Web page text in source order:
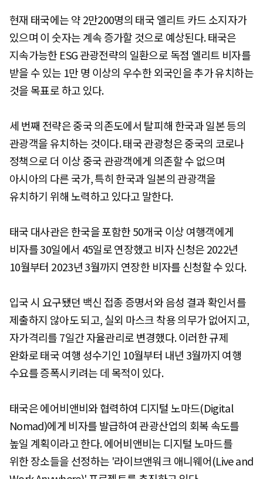
현재 태국에는 약 2만200명의 태국 엘리트 카드 소지자가
있으며 이 숫자는 계속 증가할 것으로 예상된다. 태국은
지속가능한 ESG 관광전략의 일환으로 독점 엘리트 비자를
받을 수 있는 1만 명 이상의 우수한 외국인을 추가 유치하는
것을 목표로 하고 있다.
세 번째 전략은 중국 의존도에서 탈피해 한국과 일본 등의
관광객을 유치하는 것이다. 태국 관광청은 중국의 코로나
정책으로 더 이상 중국 관광객에게 의존할 수 없으며
아시아의 다른 국가, 특히 한국과 일본의 관광객을
유치하기 위해 노력하고 있다고 말한다.
태국 대사관은 한국을 포함한 50개국 이상 여행객에게
비자를 30일에서 45일로 연장했고 비자 신청은 2022년
10월부터 2023년 3월까지 연장한 비자를 신청할 수 있다.
입국 시 요구됐던 백신 접종 증명서와 음성 결과 확인서를
제출하지 않아도 되고, 실외 마스크 착용 의무가 없어지고,
자가격리를 7일간 자율관리로 변경했다. 이러한 규제
완화로 태국 여행 성수기인 10월부터 내년 3월까지 여행
수요를 증폭시키려는 데 목적이 있다.
태국은 에어비앤비와 협력하여 디지털 노마드(Digital
Nomad)에게 비자를 발급하여 관광산업의 회복 속도를
높일 계획이라고 한다. 에어비앤비는 디지털 노마드를
위한 장소들을 선정하는 '라이브앤워크 애니웨어(Live and